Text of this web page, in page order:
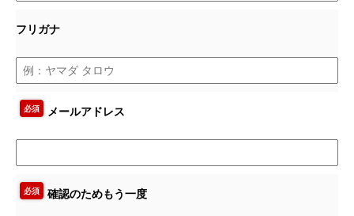
フリガナ
必須 メールアドレス
必須 確認のためもう一度